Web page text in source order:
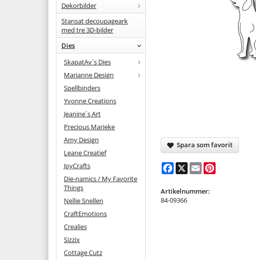
Dekorbilder
Stansat decoupageark
med tre 3D-bilder
Dies
SkapatAv´s Dies
Marianne Design
Spellbinders
Yvonne Creations
Jeanine´s Art
Precious Marieke
Amy Design
Leane Creatief
JoyCrafts
Die-namics / My Favorite
Things
Nellie Snellen
CraftEmotions
Crealies
Sizzix
Cottage Cutz
Spara som favorit
Facebook
X Email
Artikelnummer:
84-09366